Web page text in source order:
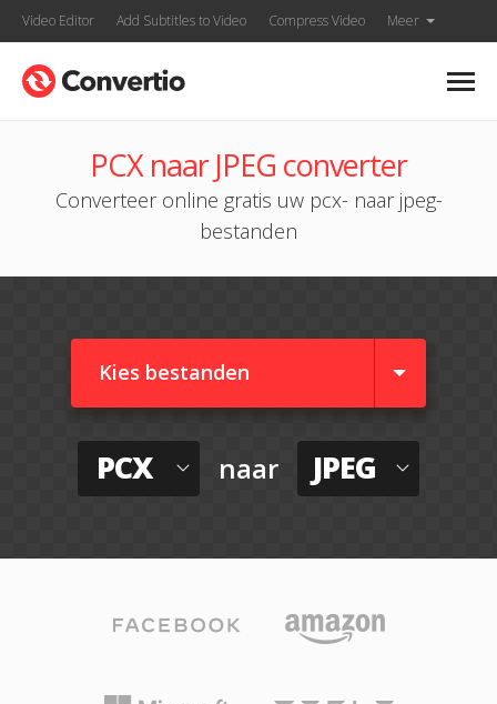
Video Editor Add Subtitles to Video Compress Video Meer
PCX naar JPEG converter
Converteer online gratis uw pcx- naar jpeg-
bestanden
Kies bestanden
PCX naar JPEG